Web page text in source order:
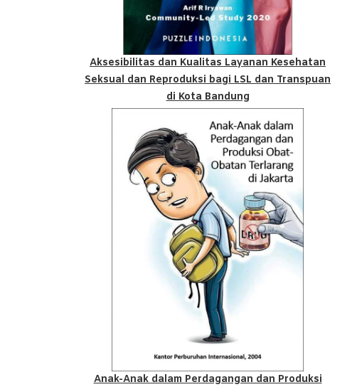
Aksesibilitas dan Kualitas Layanan Kesehatan
Seksual dan Reproduksi bagi LSL dan Transpuan
di Kota Bandung
Anak-Anak dalam Perdagangan dan Produksi